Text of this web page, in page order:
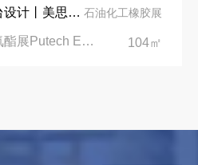
土耳其伊斯坦布尔展台设计丨美思德创新产品，打造聚氨酯行业标杆 石油化工橡胶展
土耳其伊斯坦布尔聚氨酯展Putech Eurasia|土耳其国际会展中心 104㎡